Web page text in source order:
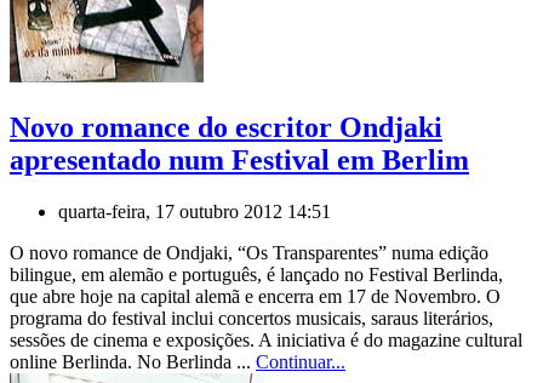
Novo romance do escritor Ondjaki
apresentado num Festival em Berlim
quarta-feira, 17 outubro 2012 14:51
O novo romance de Ondjaki, “Os Transparentes” numa edição
bilingue, em alemão e português, é lançado no Festival Berlinda,
que abre hoje na capital alemã e encerra em 17 de Novembro. O
programa do festival inclui concertos musicais, saraus literários,
sessões de cinema e exposições. A iniciativa é do magazine cultural
online Berlinda. No Berlinda ... Continuar...